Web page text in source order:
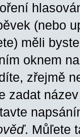
(nebo
měli
oknem
zřejmě
zadat
. Můľete